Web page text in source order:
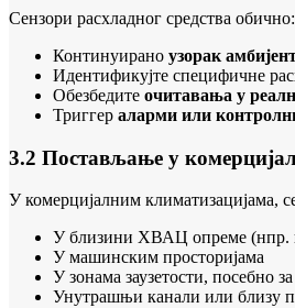
Сензори расхладног средства обично:
Континуирано узорак
Идентификујте специфичне
Обезбедите очитавања у
Триггер аларми или
3.2 Постављање у
У комерцијалним климатизацијама,
У близини ХВАЦ опреме (нпр.
У машинским просторијама
У зонама заузетости, посебно
Унутрашњи канали или близу